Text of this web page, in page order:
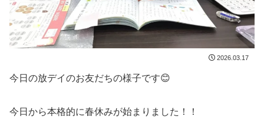
2026.03.17
今日の放デイのお友だちの様子です😊
今日から本格的に春休みが始まりました！！